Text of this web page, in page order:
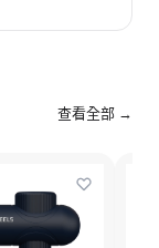
查看全部 →